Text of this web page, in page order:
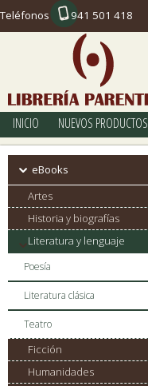
Teléfonos 941 501 418
INICIO NUEVOS PRODUCTOS
eBooks
Artes
Historia y biografías
Literatura y lenguaje
Poesía
Literatura clásica
Teatro
Ficción
Humanidades